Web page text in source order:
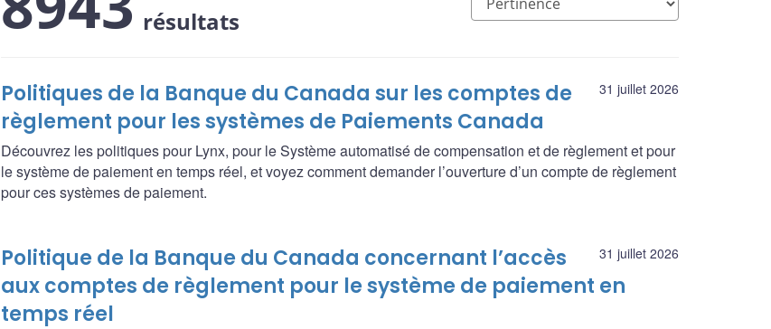
résultats
31 juillet 2026
Politiques de la Banque du Canada sur les comptes de
règlement pour les systèmes de Paiements Canada
Découvrez les politiques pour Lynx, pour le Système automatisé de compensation et de règlement et pour
le système de paiement en temps réel, et voyez comment demander l’ouverture d’un compte de règlement
pour ces systèmes de paiement.
31 juillet 2026
Politique de la Banque du Canada concernant l’accès
aux comptes de règlement pour le système de paiement en
temps réel